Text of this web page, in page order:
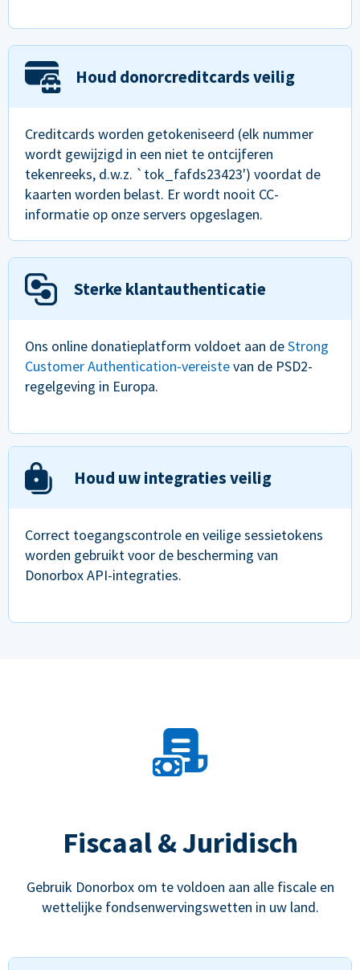
Houd donorcreditcards veilig
Creditcards worden getokeniseerd (elk nummer
wordt gewijzigd in een niet te ontcijferen
tekenreeks, d.w.z. `tok_fafds23423') voordat de
kaarten worden belast. Er wordt nooit CC-
informatie op onze servers opgeslagen.
Sterke klantauthenticatie
Ons online donatieplatform voldoet aan deStrong
Customer Authentication-vereistevan de PSD2-
regelgeving in Europa.
Houd uw integraties veilig
Correct toegangscontrole en veilige sessietokens
worden gebruikt voor de bescherming van
Donorbox API-integraties.
Fiscaal & Juridisch
Gebruik Donorbox om te voldoen aan alle fiscale en
wettelijke fondsenwervingswetten in uw land.